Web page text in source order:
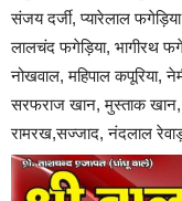
संजय दर्जी, प्यारेलाल
लालचंद फगेड़िया, भागीरथ
नोखवाल, महिपाल कपूरिया,
सरफराज खान, मुस्ताक
रामरख,सज्जाद, नंदलाल